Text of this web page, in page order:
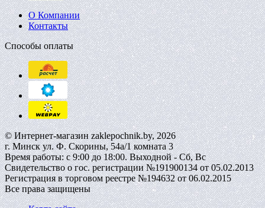
О Компании
Контакты
Способы оплаты
© Интернет-магазин zaklepochnik.by, 2026
г. Минск ул. Ф. Скорины, 54а/1 комната 3
Время работы: с 9:00 до 18:00. Выходной - Сб, Вс
Свидетельство о гос. регистрации №191900134 от 05.02.2013
Регистрация в торговом реестре №194632 от 06.02.2015
Все права защищены